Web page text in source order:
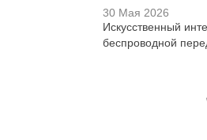
30 Мая 2026
Искусственный
беспроводной